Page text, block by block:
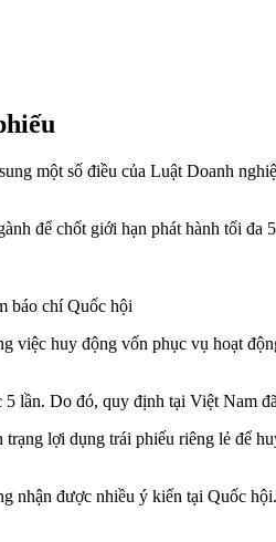
một số điều của Luật Doanh
để chốt giới hạn phát hành tối
báo chí Quốc hội
huy động vốn phục vụ hoạt
lần. Do đó, quy định tại Việt Nam
lợi dụng trái phiếu riêng lẻ để
được nhiều ý kiến tại Quốc